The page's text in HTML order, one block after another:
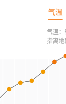
气温
气温：
指离地